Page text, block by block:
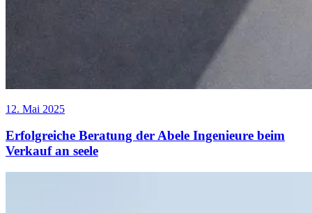
12. Mai 2025
Erfolgreiche Beratung der Abele Ingenieure beim
Verkauf an seele